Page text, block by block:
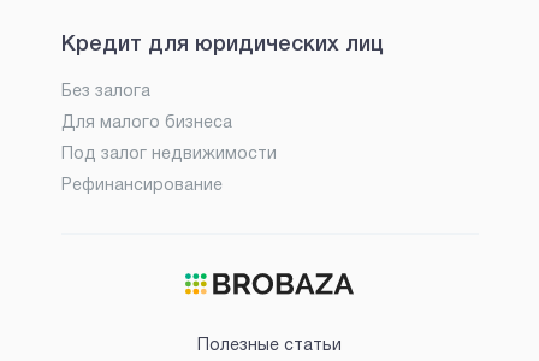
Кредит для юридических лиц
Без залога
Для малого бизнеса
Под залог недвижимости
Рефинансирование
Полезные статьи